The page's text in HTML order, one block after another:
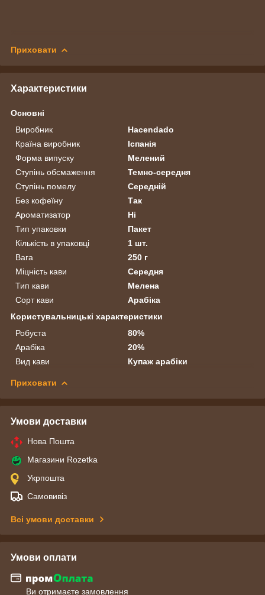
Приховати
Характеристики
Основні
Виробник
Hacendado
Країна виробник
Іспанія
Форма випуску
Мелений
Ступінь обсмаження
Темно-середня
Ступінь помелу
Середній
Без кофеїну
Так
Ароматизатор
Ні
Тип упаковки
Пакет
Кількість в упаковці
1 шт.
Вага
250 г
Міцність кави
Середня
Тип кави
Мелена
Сорт кави
Арабіка
Користувальницькі характеристики
Робуста
80%
Арабіка
20%
Вид кави
Купаж арабіки
Приховати
Умови доставки
Нова Пошта
Магазини Rozetka
Укрпошта
Самовивіз
Всі умови доставки
Умови оплати
Ви отримаєте замовлення